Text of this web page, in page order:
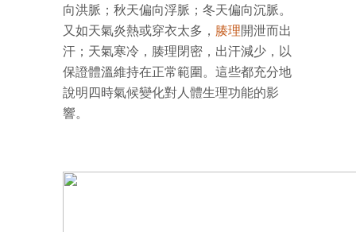
向洪脈；秋天偏向浮脈；冬天偏向沉脈。
又如天氣炎熱或穿衣太多， 腠理開泄而出
汗；天氣寒冷，腠理閉密，出汗減少，以
保證體溫維持在正常範圍。這些都充分地
說明四時氣候變化對人體生理功能的影
響。